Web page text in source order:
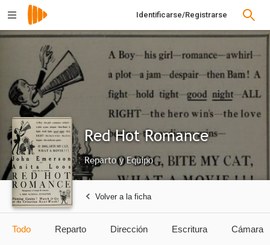
Identificarse/Registrarse
Red Hot Romance
Reparto y Equipo
Volver a la ficha
Todo Reparto Dirección Escritura Cámara